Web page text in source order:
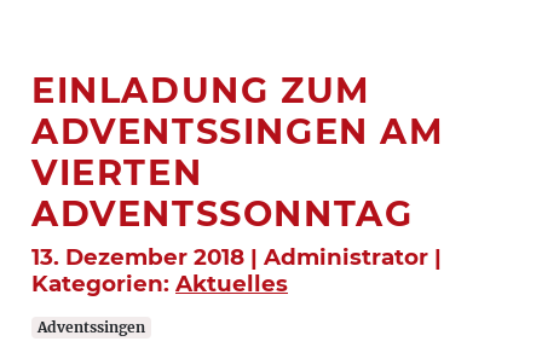
EINLADUNG ZUM
ADVENTSSINGEN AM
VIERTEN
ADVENTSSONNTAG
13. Dezember 2018 | Administrator |
Kategorien: Aktuelles
Adventssingen